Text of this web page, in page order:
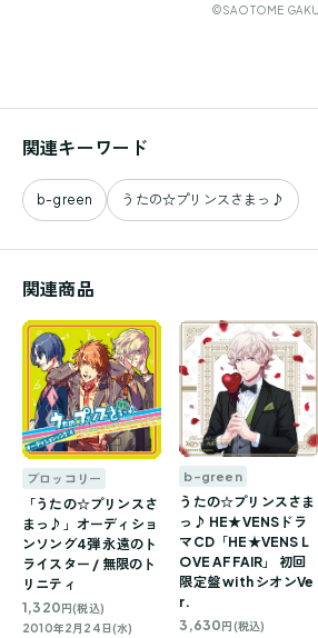
©SAOTOME
関連キーワード
b-green うたの☆プリンスさまっ♪
関連商品
ブロッコリー
「うたの☆プリンスさ
まっ♪」オーディショ
ンソング4弾 永遠のト
ライスター / 無限のト
リニティ
1,320円(税込)
2010年2月24日(水)
b-green
うたの☆プリンスさま
っ♪ HE★VENSドラ
マCD「HE★VENS L
OVE AFFAIR」 初回
限定盤 with シオンVe
r.
3,630 円(税込)